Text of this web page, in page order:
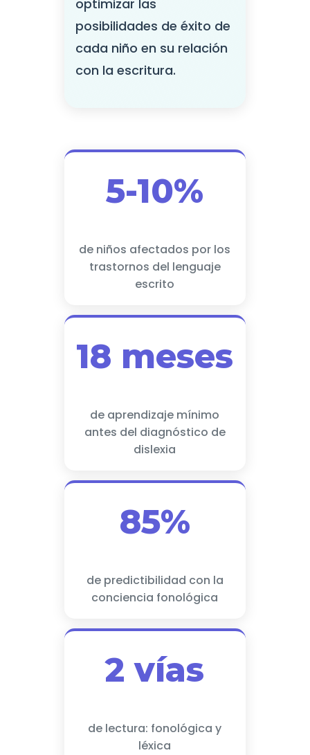
optimizar las
posibilidades de éxito de
cada niño en su relación
con la escritura.
5-10%
de niños afectados por los
trastornos del lenguaje
escrito
18 meses
de aprendizaje mínimo
antes del diagnóstico de
dislexia
85%
de predictibilidad con la
conciencia fonológica
2 vías
de lectura: fonológica y
léxica